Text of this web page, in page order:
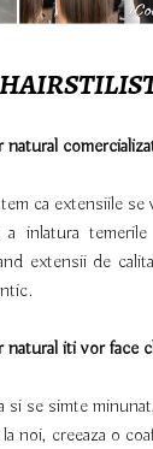
ca extensiile
a inlatura
extensii de
natural iti vor face
si se simte
noi, creeaza o